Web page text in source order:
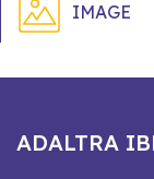
IMAGE
ADALTRA